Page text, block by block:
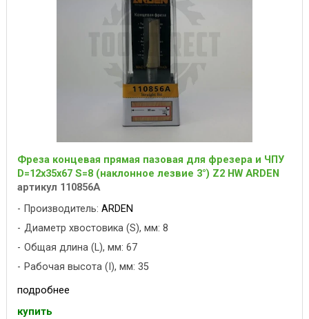
Фреза концевая прямая пазовая для фрезера и ЧПУ
D=12x35x67 S=8 (наклонное лезвие 3°) Z2 HW ARDEN
артикул 110856A
Производитель: ARDEN
Диаметр хвостовика (S), мм: 8
Общая длина (L), мм: 67
Рабочая высота (I), мм: 35
подробнее
купить